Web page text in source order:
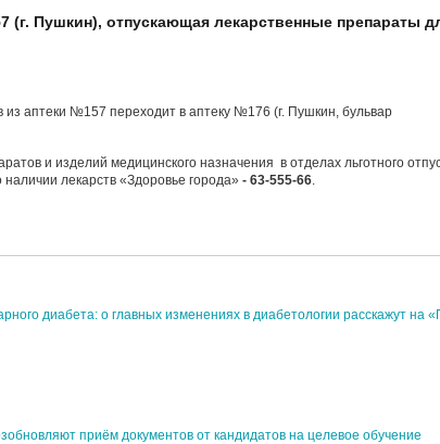
(г. Пушкин), отпускающая лекарственные препараты
из аптеки №157 переходит в аптеку №176 (г. Пушкин, бульвар
и изделий медицинского назначения в отделах льготного
лекарств «Здоровье города» - 63-555-66.
диабета: о главных изменениях в диабетологии расскажут на
приём документов от кандидатов на целевое обучение